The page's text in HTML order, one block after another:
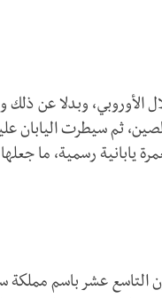
ثم سيطرت اليابان
التاسع عشر باسم